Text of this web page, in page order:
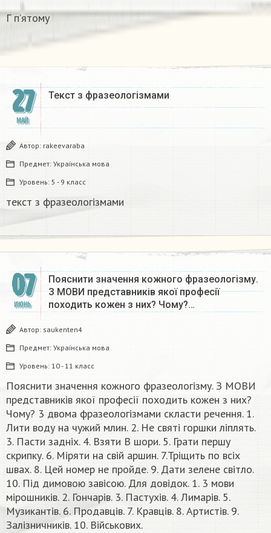
Г п’ятому
27
МАЙ
Текст з фразеологізмами​
Автор: rakeevaraba
Предмет: Українська мова
Уровень: 5 - 9 класс
текст з фразеологізмами​
07
ИЮНЬ
Пояснити значення кожного фразеологізму.
З МОВИ представників якої професії
походить кожен з них? Чому?…
Автор: saukenten4
Предмет: Українська мова
Уровень: 10 - 11 класс
Пояснити значення кожного фразеологізму. З МОВИ
представників якої професії походить кожен з них?
Чому? 3 двома фразеологізмами скласти речення. 1.
Лити воду на чужий млин. 2. Не святі горшки ліплять.
3. Пасти задніх. 4. Взяти В шори. 5. Грати першу
скрипку. 6. Міряти на свій аршин. 7.Тріщить по всіх
швах. 8. Цей номер не пройде. 9. Дати зелене світло.
10. Під димовою завісою. Для довідок. 1. 3 мови
мірошників. 2. Гончарів. 3. Пастухів. 4. Лимарів. 5.
Музикантів. 6. Продавців. 7. Кравців. 8. Артистів. 9.
Залізничників. 10. Військових.​